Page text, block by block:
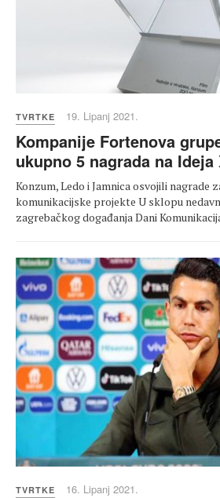
TVRTKE 19. Lipanj 2021.
Kompanije Fortenova
ukupno 5 nagrada na
Konzum, Ledo i Jamnica osvojili nagrade
komunikacijske projekte U sklopu
zagrebačkog događanja Dani
TVRTKE 16. Lipanj 2021.